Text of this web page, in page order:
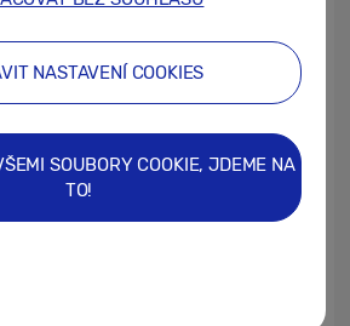
sytými tmavými odstíny
podsvícení nebo
úprava OLED Glare
lepšímu soustředění na hru
odrazů a odlesků.
NASTAVENÍ COOKIES
SOUBORY COOKIE, JDEME NA
TO!